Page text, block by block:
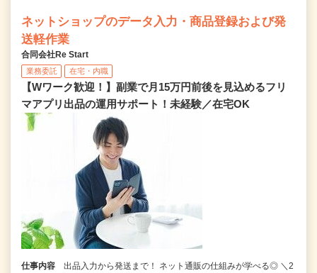
ネットショップのデータ入力・商品登録および発
送軽作業
合同会社Re Start
業務委託 在宅・内職
【Wワーク歓迎！】副業で月15万円前後を見込めるフリ
マアプリ出品の運用サポート！未経験／在宅OK
仕事内容
出品入力から発送まで！ ネット通販の仕組みが学べる◎ ＼2